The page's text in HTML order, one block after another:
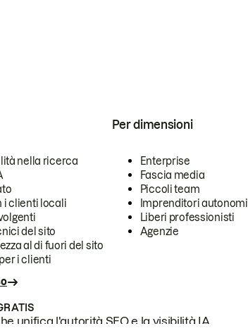
nella ricerca
i clienti locali
del sito
al di fuori del sito
i clienti
Per dimensioni
Enterprise
Fascia media
Piccoli team
Imprenditori autonomi
Liberi professionisti
Agenzie
unifica l'autorità SEO e la visibilità IA.